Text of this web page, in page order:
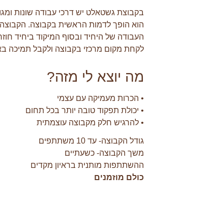
בקבוצת גשטאלט יש דרכי עבודה שונות
הוא הופך לדמות הראשית בקבוצה.
העבודה של היחיד ובסוף המיקוד ביחיד
לקחת מקום מרכזי בקבוצה ולקבל תמיכה
מה יוצא לי מזה?
• הכרות מעמיקה עם עצמי
• יכולת תפקוד טובה יותר בכל תחום
• להרגיש חלק מקבוצה עוצמתית
גודל הקבוצה- עד 10 משתתפים
משך הקבוצה- כשעתיים
ההשתתפות מותנית בראיון מקדים
כולם מוזמנים